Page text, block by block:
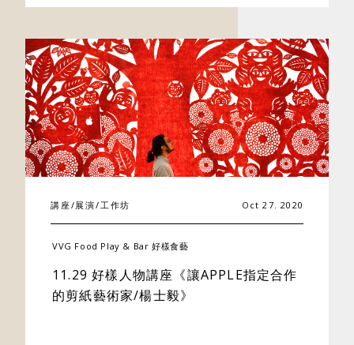
講座/展演/工作坊 Oct 27. 2020
VVG Food Play & Bar 好樣食藝
11.29 好樣人物講座《讓APPLE指定合作
的剪紙藝術家/楊士毅》